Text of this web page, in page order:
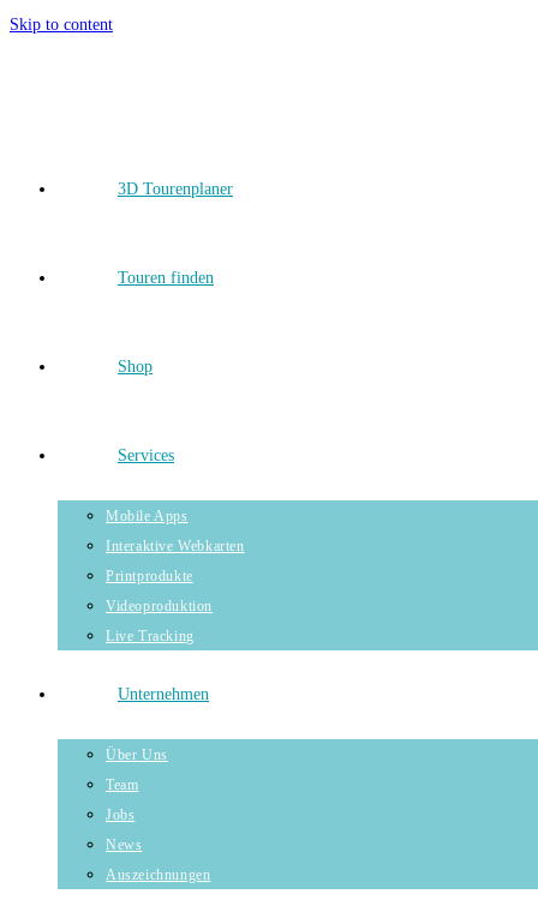
Skip to content
3D Tourenplaner
Touren finden
Shop
Services
Mobile Apps
Interaktive Webkarten
Printprodukte
Videoproduktion
Live Tracking
Unternehmen
Über Uns
Team
Jobs
News
Auszeichnungen